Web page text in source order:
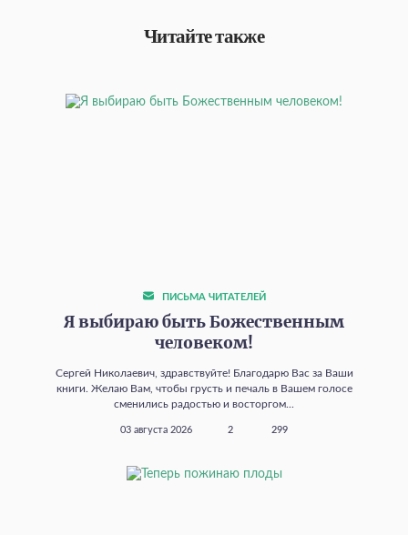
Читайте также
ПИСЬМА ЧИТАТЕЛЕЙ
Я выбираю быть Божественным
человеком!
Сергей Николаевич, здравствуйте! Благодарю Вас за Ваши
книги. Желаю Вам, чтобы грусть и печаль в Вашем голосе
сменились радостью и восторгом...
03 августа 2026 2 299